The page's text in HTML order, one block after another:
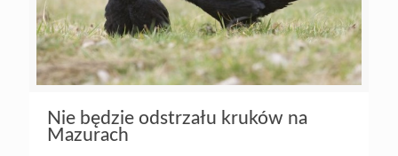
Nie będzie odstrzału kruków na
Mazurach